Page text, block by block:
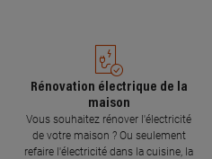
Rénovation électrique de la
maison
Vous souhaitez rénover l'électricité
de votre maison ? Ou seulement
refaire l'électricité dans la cuisine, la